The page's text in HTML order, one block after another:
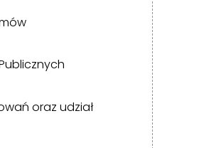
oraz udział